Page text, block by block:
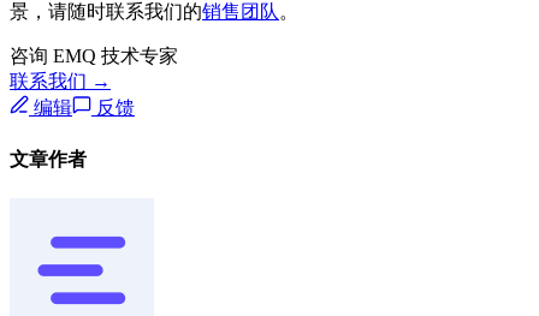
景，请随时联系我们的销售团队 。
咨询 EMQ 技术专家
联系我们 →
编辑
反馈
文章作者